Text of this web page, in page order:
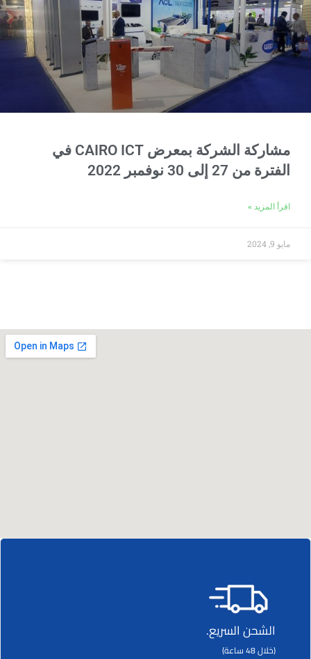
مشاركة الشركة بمعرض CAIRO ICT في
الفترة من 27 إلى 30 نوفمبر 2022
اقرأ المزيد »
مايو 9, 2024
الشحن السريع.
(خلال 48 ساعة)